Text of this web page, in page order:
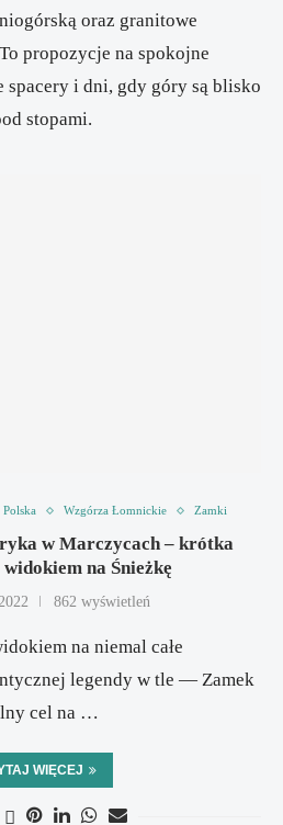
oraz granitowe
propozycje na spokojne
i dni, gdy góry są blisko
stopami.
Polska Wzgórza Łomnickie Zamki
w Marczycach – krótka
na Śnieżkę
862 wyświetleń
na niemal całe
legendy w tle — Zamek
cel na …
WIĘCEJ